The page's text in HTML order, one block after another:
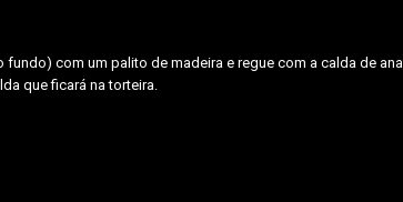
com um palito de madeira e regue com a calda de
que ficará na torteira.